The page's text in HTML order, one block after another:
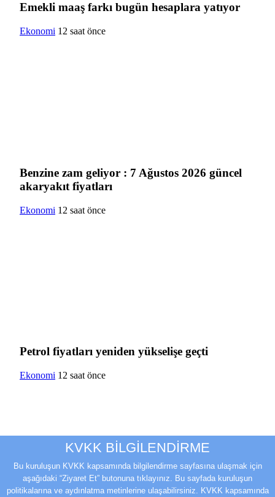
Emekli maaş farkı bugün hesaplara yatıyor
Ekonomi 12 saat önce
Benzine zam geliyor : 7 Ağustos 2026 güncel
akaryakıt fiyatları
Ekonomi 12 saat önce
Petrol fiyatları yeniden yükselişe geçti
Ekonomi 12 saat önce
KVKK BİLGİLENDİRME
Bu kuruluşun KVKK kapsamında bilgilendirme sayfasına ulaşmak için
aşağıdaki “Ziyaret Et” butonuna tıklayınız. Bu sayfada kuruluşun
politikalarına ve aydınlatma metinlerine ulaşabilirsiniz. KVKK kapsamında